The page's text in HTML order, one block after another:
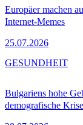
Europäer machen
Internet-Memes
25.07.2026
Bulgariens hohe
demografische Krise
GESUNDHEIT